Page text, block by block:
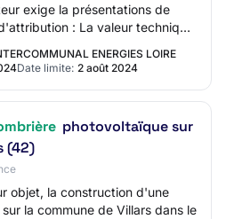
exige la présentations de
: La valeur technique
ENERGIES LOIRE
Date limite: 2 août 2024
photovoltaïque sur
(42)
objet, la construction d'une
la commune de Villars dans le